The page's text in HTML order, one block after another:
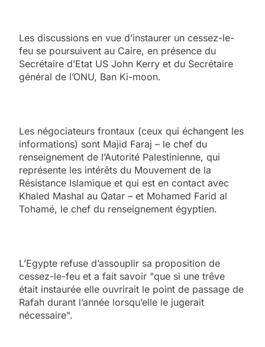
Les discussions en vue d’instaurer un cessez-le-
feu se poursuivent au Caire, en présence du
Secrétaire d’Etat US John Kerry et du Secrétaire
général de l’ONU, Ban Ki-moon.
Les négociateurs frontaux (ceux qui échangent les
informations) sont Majid Faraj – le chef du
renseignement de l’Autorité Palestinienne, qui
représente les intérêts du Mouvement de la
Résistance Islamique et qui est en contact avec
Khaled Mashal au Qatar – et Mohamed Farid al
Tohamé, le chef du renseignement égyptien.
L’Egypte refuse d’assouplir sa proposition de
cessez-le-feu et a fait savoir "que si une trêve
était instaurée elle ouvrirait le point de passage de
Rafah durant l’année lorsqu’elle le jugerait
nécessaire".